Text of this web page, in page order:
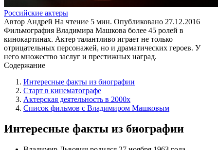
Российские актеры
Автор Андрей На чтение 5 мин. Опубликовано 27.12.2016
Фильмография Владимира Машкова более 45 ролей в
кинокартинах. Актер талантливо играет не только
отрицательных персонажей, но и драматических героев. У
него множество заслуг и престижных наград.
Содержание
Интересные факты из биографии
Старт в кинематографе
Актерская деятельность в 2000х
Список фильмов с Владимиром Машковым
Интересные факты из биографии